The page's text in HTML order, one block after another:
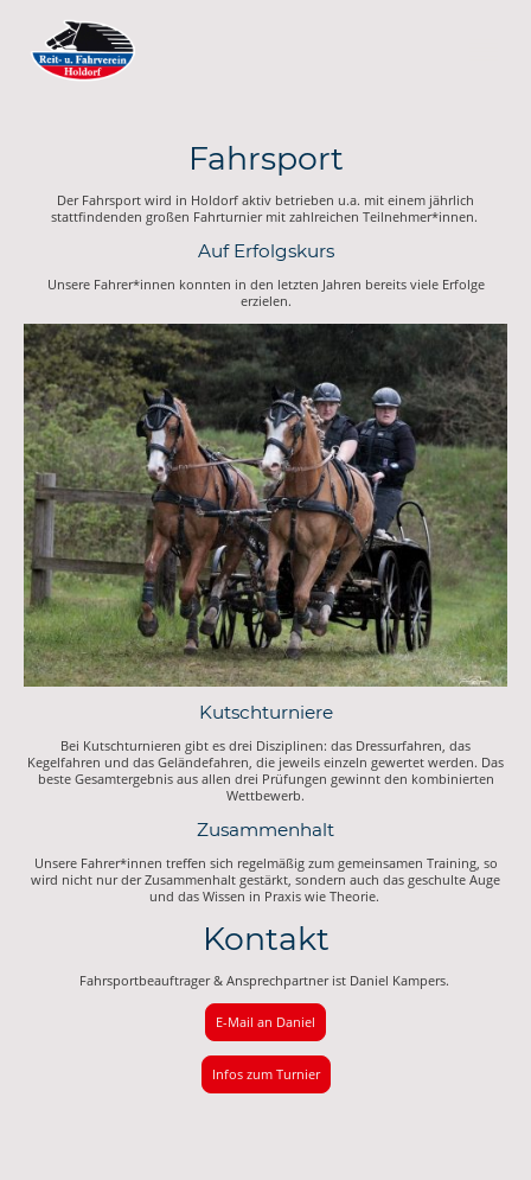
Fahrsport
Der Fahrsport wird in Holdorf aktiv betrieben u.a. mit einem jährlich
stattfindenden großen Fahrturnier mit zahlreichen Teilnehmer*innen.
Auf Erfolgskurs
Unsere Fahrer*innen konnten in den letzten Jahren bereits viele Erfolge
erzielen.
Kutschturniere
Bei Kutschturnieren gibt es drei Disziplinen: das Dressurfahren, das
Kegelfahren und das Geländefahren, die jeweils einzeln gewertet werden. Das
beste Gesamtergebnis aus allen drei Prüfungen gewinnt den kombinierten
Wettbewerb.
Zusammenhalt
Unsere Fahrer*innen treffen sich regelmäßig zum gemeinsamen Training, so
wird nicht nur der Zusammenhalt gestärkt, sondern auch das geschulte Auge
und das Wissen in Praxis wie Theorie.
Kontakt
Fahrsportbeauftrager & Ansprechpartner ist Daniel Kampers.
E-Mail an Daniel
Infos zum Turnier